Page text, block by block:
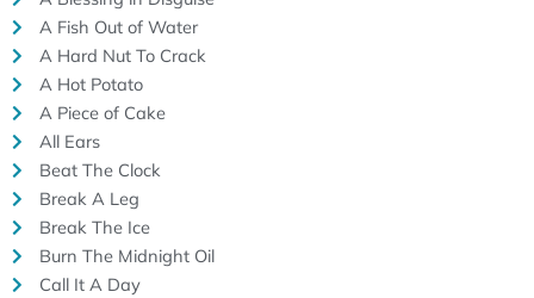
A Fish Out of Water
A Hard Nut To Crack
A Hot Potato
A Piece of Cake
All Ears
Beat The Clock
Break A Leg
Break The Ice
Burn The Midnight Oil
Call It A Day